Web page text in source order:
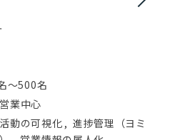
〜500名
業中心
動の可視化
進捗管理（ヨミ